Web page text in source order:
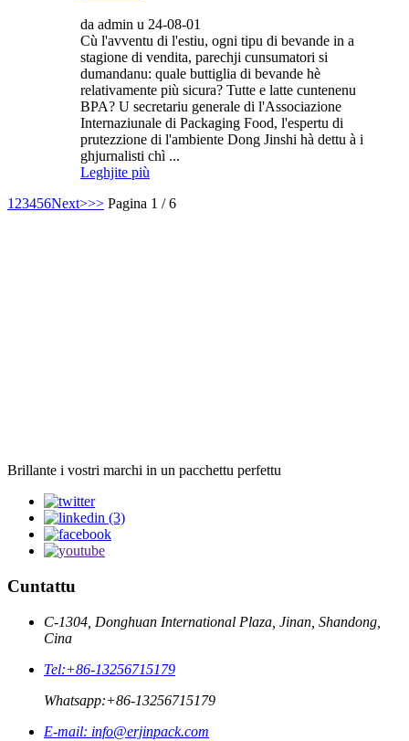
da admin u 24-08-01
Cù l'avventu di l'estiu, ogni tipu di bevande in a
stagione di vendita, parechji cunsumatori si
dumandanu: quale buttiglia di bevande hè
relativamente più sicura? Tutte e latte cuntenenu
BPA? U secretariu generale di l'Associazione
Internaziunale di Packaging Food, l'espertu di
prutezzione di l'ambiente Dong Jinshi hà dettu à i
ghjurnalisti chì ...
Leghjite più
1 23456Next>>> Pagina 1 / 6
Brillante i vostri marchi in un pacchettu perfettu
Cuntattu
C-1304, Donghuan International Plaza, Jinan, Shandong,
Cina
Tel:+86-13256715179
Whatsapp:+86-13256715179
E-mail: info@erjinpack.com